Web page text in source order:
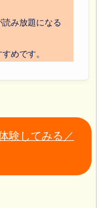
み放題になる
めです。
験してみる／